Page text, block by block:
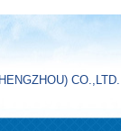
CO.,LTD.